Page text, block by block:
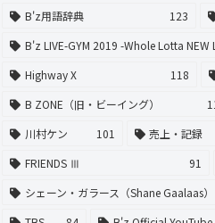
B'z用語辞典
123
B'z LIVE-GYM 2019 -Whole Lotta NEW
Highway X
118
B ZONE（旧・ビーイング）
川村ケン
101 売上・記録
FRIENDS Ⅲ
91
シェーン・ガラース（Shane Gaalaas）